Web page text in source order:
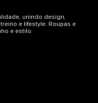
unindo design,
e lifestyle. Roupas e
e estilo.